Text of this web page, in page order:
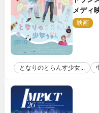
メディ
11.7公
映画
となりのとらんす少女...